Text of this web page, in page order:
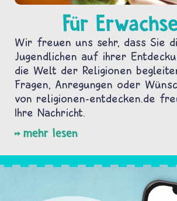
Für
Wir freuen uns sehr, dass Sie
Jugendlichen auf ihrer
die Welt der Religionen
Fragen, Anregungen oder
von religionen-entdecken.de
Ihre Nachricht.
mehr lesen